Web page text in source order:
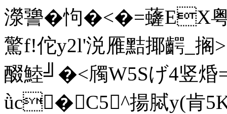
濴謽� 怐�<�=虄EX
驚f!佗y2l'涚雁黠揶齶_ 搁
醊鯥╝�<斶W5Sげ4竖焝
ǜc�C5^揚脦y(肯